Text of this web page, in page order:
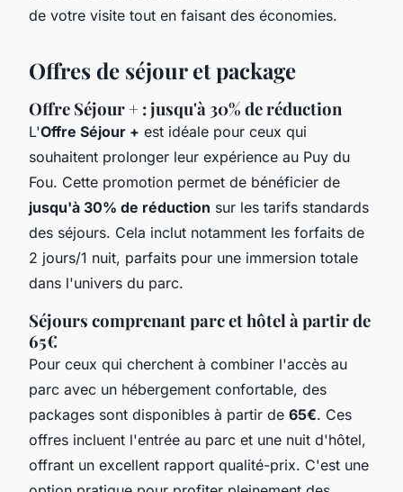
de votre visite tout en faisant des économies.
Offres de séjour et package
Offre Séjour + : jusqu'à 30% de réduction
L'Offre Séjour + est idéale pour ceux qui
souhaitent prolonger leur expérience au Puy du
Fou. Cette promotion permet de bénéficier de
jusqu'à 30% de réduction sur les tarifs standards
des séjours. Cela inclut notamment les forfaits de
2 jours/1 nuit, parfaits pour une immersion totale
dans l'univers du parc.
Séjours comprenant parc et hôtel à partir de
65€
Pour ceux qui cherchent à combiner l'accès au
parc avec un hébergement confortable, des
packages sont disponibles à partir de 65€. Ces
offres incluent l'entrée au parc et une nuit d'hôtel,
offrant un excellent rapport qualité-prix. C'est une